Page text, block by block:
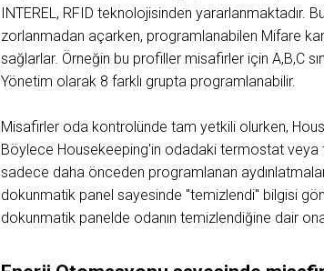
INTEREL, RFID teknolojisinden yararlanmaktadır.
zorlanmadan açarken, programlanabilen Mifare
sağlarlar. Örneğin bu profiller misafirler için A,B,C
Yönetim olarak 8 farklı grupta programlanabilir.
Misafirler oda kontrolünde tam yetkili olurken,
Böylece Housekeeping'in odadaki termostat veya
sadece daha önceden programlanan
dokunmatik panel sayesinde "temizlendi" bilgisi
dokunmatik panelde odanın temizlendiğine dair